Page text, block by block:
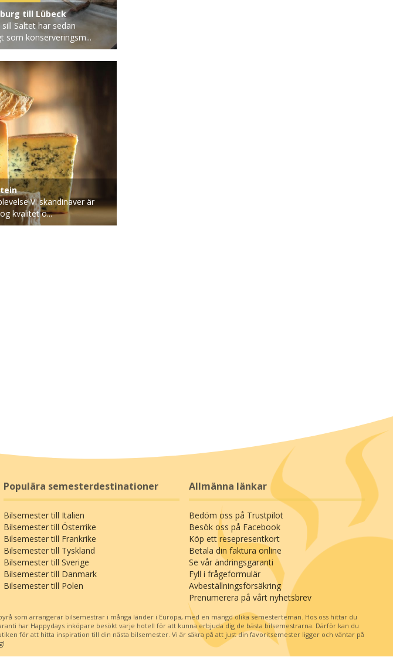
till Lübeck
Saltet har sedan
som konserveringsm...
Vi skandinaver är
kvalitet o...
Populära semesterdestinationer
Bilsemester till Italien
Bilsemester till Österrike
Bilsemester till Frankrike
Bilsemester till Tyskland
Bilsemester till Sverige
Bilsemester till Danmark
Bilsemester till Polen
Allmänna länkar
Bedöm oss på Trustpilot
Besök oss på Facebook
Köp ett resepresentkort
Betala din faktura online
Se vår ändringsgaranti
Fyll i frågeformulär
Avbeställningsförsäkring
Prenumerera på vårt nyhetsbrev
som arrangerar bilsemestrar i många länder i Europa, med en mängd olika semesterteman. Hos oss hittar du
har Happydays inköpare besökt varje hotell för att kunna erbjuda dig de bästa bilsemestrarna. Därför kan du
för att hitta inspiration till din nästa bilsemester. Vi är säkra på att just din favoritsemester ligger och väntar på